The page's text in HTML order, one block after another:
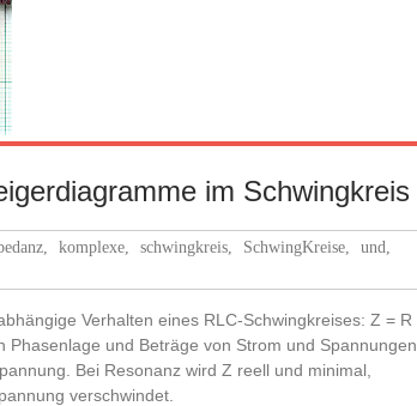
im Schwingkreis
komplexe schwingkreis SchwingKreise und
Verhalten eines RLC-Schwingkreises: Z = R
und Beträge von Strom und Spannungen
Bei Resonanz wird Z reell und minimal,
verschwindet.